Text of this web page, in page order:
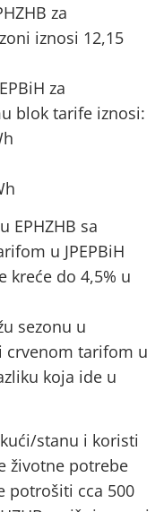
za
iznosi 12,15
za
blok tarife iznosi:
EPHZHB sa
u JPEPBiH
kreće do 4,5% u
sezonu u
crvenom tarifom u
koja ide u
stanu i koristi
životne potrebe
potrošiti cca 500